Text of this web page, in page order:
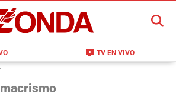
live_tv TV EN VIVO
BUSCAR